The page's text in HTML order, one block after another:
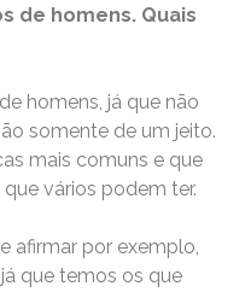
de homens. Quais
homens, já que não
somente de um jeito.
mais comuns e que
que vários podem ter.
afirmar por exemplo,
que temos os que